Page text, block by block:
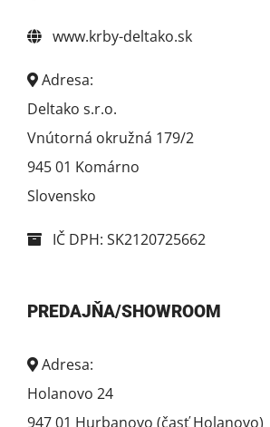
www.krby-deltako.sk
Adresa:
Deltako s.r.o.
Vnútorná okružná 179/2
945 01 Komárno
Slovensko
IČ DPH: SK2120725662
PREDAJŇA/SHOWROOM
Adresa:
Holanovo 24
947 01 Hurbanovo (časť Holanovo)